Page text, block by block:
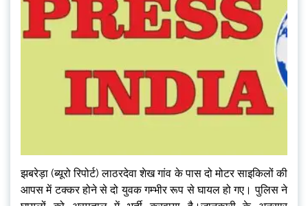
झबरेड़ा (ब्यूरो रिपोर्ट) लाठरदेवा शेख गांव के पास दो मोटर साइकिलों की
आपस में टक्कर होने से दो युवक गम्भीर रूप से घायल हो गए। पुलिस ने